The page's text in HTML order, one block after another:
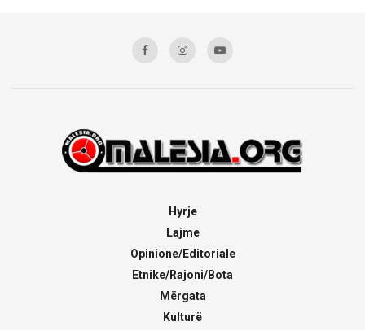
Hyrje
Lajme
Opinione/Editoriale
Etnike/Rajoni/Bota
Mërgata
Kulturë